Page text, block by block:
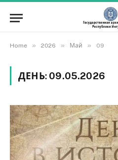
Home » 2026 » Май » 09
ДЕНЬ: 09.05.2026